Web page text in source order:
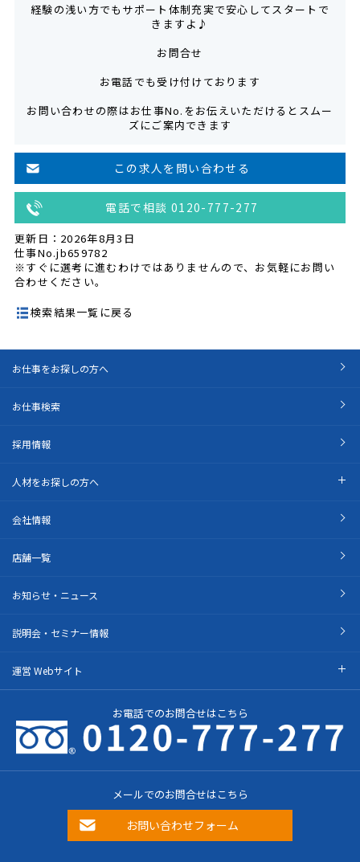
経験の浅い方でもサポート体制充実で安心してスタートで
きますよ♪
お問合せ
お電話でも受け付けております
お問い合わせの際はお仕事No.をお伝えいただけるとスムー
ズにご案内できます
この求人を問い合わせる
電話で相談 0120-777-277
更新日：2026年8月3日
仕事No.jb659782
※すぐに選考に進むわけではありませんので、お気軽にお問い
合わせください。
検索結果一覧に戻る
お仕事をお探しの方へ
お仕事検索
採用情報
人材をお探しの方へ
会社情報
店舗一覧
お知らせ・ニュース
説明会・セミナー情報
運営 Webサイト
お電話でのお問合せはこちら
メールでのお問合せはこちら
お問い合わせフォーム